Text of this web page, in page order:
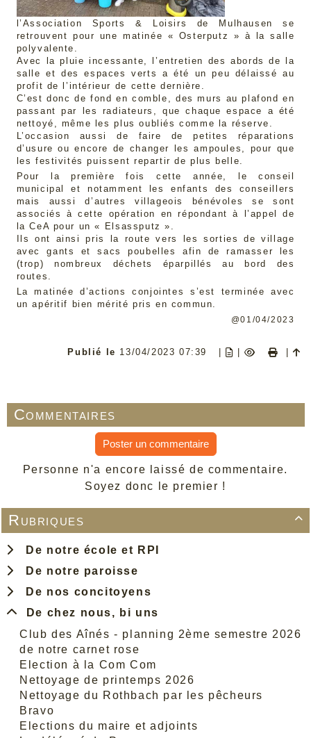

Rubriques
De notre école et RPI
De notre paroisse
De nos concitoyens
De chez nous, bi uns
Club des Aînés - planning 2ème semestre 2026
de notre carnet rose
Election à la Com Com
Nettoyage de printemps 2026
Nettoyage du Rothbach par les pêcheurs
Bravo
Elections du maire et adjoints
l’Association Sports & Loisirs de Mulhausen se
retrouvent pour une matinée « Osterputz » à la salle
polyvalente.
Avec la pluie incessante, l’entretien des abords de la
salle et des espaces verts a été un peu délaissé au
profit de l’intérieur de cette dernière.
C’est donc de fond en comble, des murs au plafond en
passant par les radiateurs, que chaque espace a été
nettoyé, même les plus oubliés comme la réserve.
L’occasion aussi de faire de petites réparations
d’usure ou encore de changer les ampoules, pour que
les festivités puissent repartir de plus belle.
Pour la première fois cette année, le conseil
municipal et notamment les enfants des conseillers
mais aussi d’autres villageois bénévoles se sont
associés à cette opération en répondant à l’appel de
la CeA pour un « Elsassputz ».
Ils ont ainsi pris la route vers les sorties de village
avec gants et sacs poubelles afin de ramasser les
(trop) nombreux déchets éparpillés au bord des
routes.
La matinée d’actions conjointes s’est terminée avec
un apéritif bien mérité pris en commun.
@01/04/2023
Publié le 13/04/2023 07:39 |
Commentaires
Poster un commentaire
Personne n'a encore laissé de commentaire.
Soyez donc le premier !